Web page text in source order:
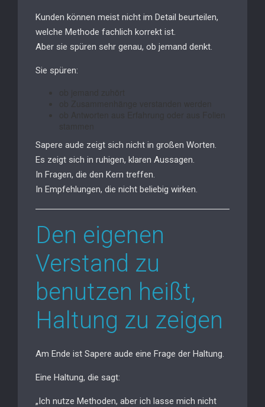
Kunden können meist nicht im Detail beurteilen,
welche Methode fachlich korrekt ist.
Aber sie spüren sehr genau, ob jemand denkt.
Sie spüren:
Sapere aude zeigt sich nicht in großen Worten.
Es zeigt sich in ruhigen, klaren Aussagen.
In Fragen, die den Kern treffen.
In Empfehlungen, die nicht beliebig wirken.
Den eigenen
Verstand zu
benutzen heißt,
Haltung zu zeigen
Am Ende ist Sapere aude eine Frage der Haltung.
Eine Haltung, die sagt:
„Ich nutze Methoden, aber ich lasse mich nicht